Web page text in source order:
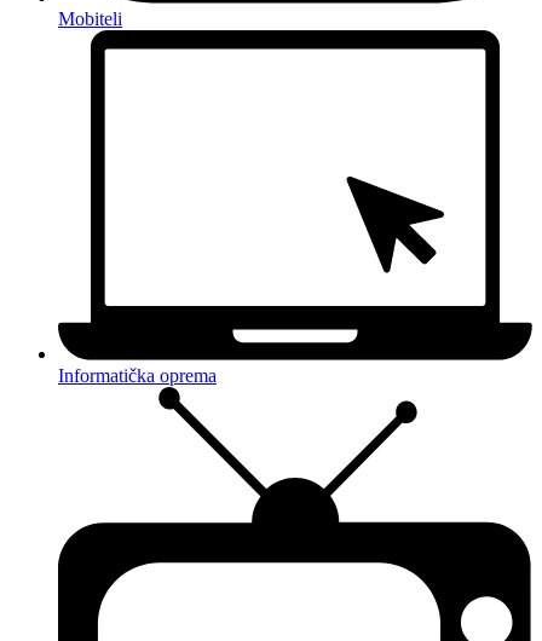
Mobiteli
Informatička oprema